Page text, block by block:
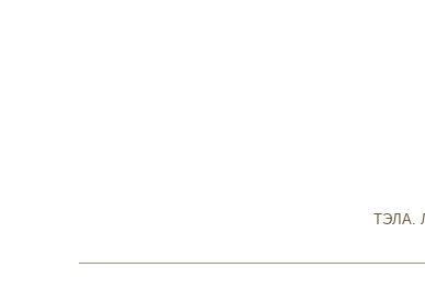
ТЭЛА.